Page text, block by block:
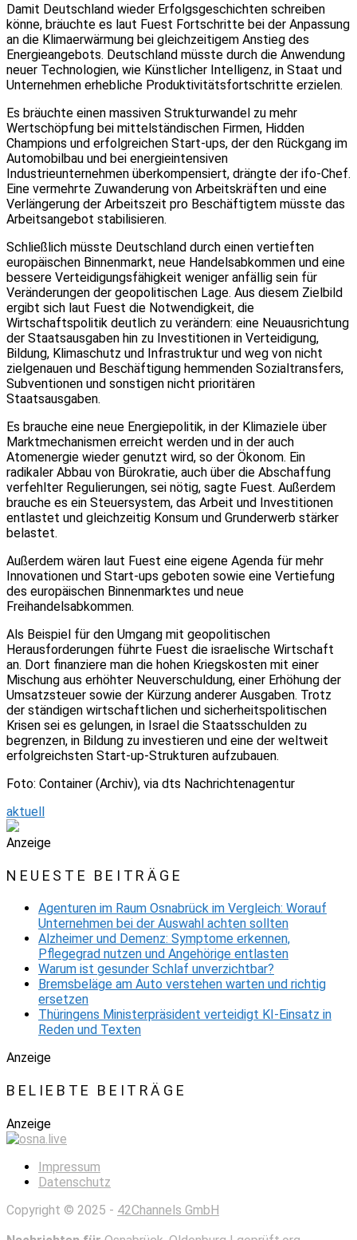
Damit Deutschland wieder Erfolgsgeschichten schreiben
könne, bräuchte es laut Fuest Fortschritte bei der Anpassung
an die Klimaerwärmung bei gleichzeitigem Anstieg des
Energieangebots. Deutschland müsste durch die Anwendung
neuer Technologien, wie Künstlicher Intelligenz, in Staat und
Unternehmen erhebliche Produktivitätsfortschritte erzielen.
Es bräuchte einen massiven Strukturwandel zu mehr
Wertschöpfung bei mittelständischen Firmen, Hidden
Champions und erfolgreichen Start-ups, der den Rückgang im
Automobilbau und bei energieintensiven
Industrieunternehmen überkompensiert, drängte der ifo-Chef.
Eine vermehrte Zuwanderung von Arbeitskräften und eine
Verlängerung der Arbeitszeit pro Beschäftigtem müsste das
Arbeitsangebot stabilisieren.
Schließlich müsste Deutschland durch einen vertieften
europäischen Binnenmarkt, neue Handelsabkommen und eine
bessere Verteidigungsfähigkeit weniger anfällig sein für
Veränderungen der geopolitischen Lage. Aus diesem Zielbild
ergibt sich laut Fuest die Notwendigkeit, die
Wirtschaftspolitik deutlich zu verändern: eine Neuausrichtung
der Staatsausgaben hin zu Investitionen in Verteidigung,
Bildung, Klimaschutz und Infrastruktur und weg von nicht
zielgenauen und Beschäftigung hemmenden Sozialtransfers,
Subventionen und sonstigen nicht prioritären
Staatsausgaben.
Es brauche eine neue Energiepolitik, in der Klimaziele über
Marktmechanismen erreicht werden und in der auch
Atomenergie wieder genutzt wird, so der Ökonom. Ein
radikaler Abbau von Bürokratie, auch über die Abschaffung
verfehlter Regulierungen, sei nötig, sagte Fuest. Außerdem
brauche es ein Steuersystem, das Arbeit und Investitionen
entlastet und gleichzeitig Konsum und Grunderwerb stärker
belastet.
Außerdem wären laut Fuest eine eigene Agenda für mehr
Innovationen und Start-ups geboten sowie eine Vertiefung
des europäischen Binnenmarktes und neue
Freihandelsabkommen.
Als Beispiel für den Umgang mit geopolitischen
Herausforderungen führte Fuest die israelische Wirtschaft
an. Dort finanziere man die hohen Kriegskosten mit einer
Mischung aus erhöhter Neuverschuldung, einer Erhöhung der
Umsatzsteuer sowie der Kürzung anderer Ausgaben. Trotz
der ständigen wirtschaftlichen und sicherheitspolitischen
Krisen sei es gelungen, in Israel die Staatsschulden zu
begrenzen, in Bildung zu investieren und eine der weltweit
erfolgreichsten Start-up-Strukturen aufzubauen.
Foto: Container (Archiv), via dts Nachrichtenagentur
aktuell
Anzeige
NEUESTE BEITRÄGE
Agenturen im Raum Osnabrück im Vergleich: Worauf
Unternehmen bei der Auswahl achten sollten
Alzheimer und Demenz: Symptome erkennen,
Pflegegrad nutzen und Angehörige entlasten
Warum ist gesunder Schlaf unverzichtbar?
Bremsbeläge am Auto verstehen warten und richtig
ersetzen
Thüringens Ministerpräsident verteidigt KI-Einsatz in
Reden und Texten
Anzeige
BELIEBTE BEITRÄGE
Anzeige
Impressum
Datenschutz
Copyright © 2025 - 42Channels GmbH